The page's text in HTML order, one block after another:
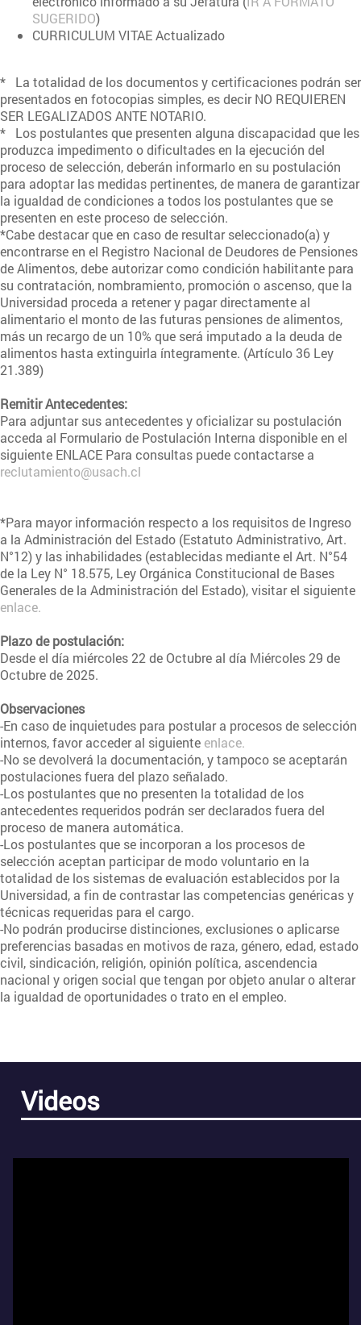
SUGERIDO)
CURRICULUM VITAE Actualizado
* La totalidad de los documentos y certificaciones podrán ser
presentados en fotocopias simples, es decir NO REQUIEREN
SER LEGALIZADOS ANTE NOTARIO.
* Los postulantes que presenten alguna discapacidad que les
produzca impedimento o dificultades en la ejecución del
proceso de selección, deberán informarlo en su postulación
para adoptar las medidas pertinentes, de manera de garantizar
la igualdad de condiciones a todos los postulantes que se
presenten en este proceso de selección.
*Cabe destacar que en caso de resultar seleccionado(a) y
encontrarse en el Registro Nacional de Deudores de Pensiones
de Alimentos, debe autorizar como condición habilitante para
su contratación, nombramiento, promoción o ascenso, que la
Universidad proceda a retener y pagar directamente al
alimentario el monto de las futuras pensiones de alimentos,
más un recargo de un 10% que será imputado a la deuda de
alimentos hasta extinguirla íntegramente. (Artículo 36 Ley
21.389)
Remitir Antecedentes:
Para adjuntar sus antecedentes y oficializar su postulación
acceda al Formulario de Postulación Interna disponible en el
siguiente ENLACE Para consultas puede contactarse a
reclutamiento@usach.cl
*Para mayor información respecto a los requisitos de Ingreso
a la Administración del Estado (Estatuto Administrativo, Art.
N°12) y las inhabilidades (establecidas mediante el Art. N°54
de la Ley N° 18.575, Ley Orgánica Constitucional de Bases
Generales de la Administración del Estado), visitar el siguiente
enlace.
Plazo de postulación:
Desde el día miércoles 22 de Octubre al día Miércoles 29 de
Octubre de 2025.
Observaciones
-En caso de inquietudes para postular a procesos de selección
internos, favor acceder al siguiente enlace.
-No se devolverá la documentación, y tampoco se aceptarán
postulaciones fuera del plazo señalado.
-Los postulantes que no presenten la totalidad de los
antecedentes requeridos podrán ser declarados fuera del
proceso de manera automática.
-Los postulantes que se incorporan a los procesos de
selección aceptan participar de modo voluntario en la
totalidad de los sistemas de evaluación establecidos por la
Universidad, a fin de contrastar las competencias genéricas y
técnicas requeridas para el cargo.
-No podrán producirse distinciones, exclusiones o aplicarse
preferencias basadas en motivos de raza, género, edad, estado
civil, sindicación, religión, opinión política, ascendencia
nacional y origen social que tengan por objeto anular o alterar
la igualdad de oportunidades o trato en el empleo.
Videos